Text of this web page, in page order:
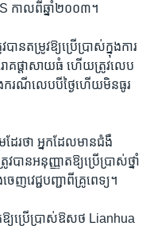
កាល​ពីឆ្នាំ២០០៣។
វ​បាន​តម្រូវ​ឱ្យ​ប្រើប្រាស់​ក្នុង​ការ​
ោគ​ផ្ដាសាយ​ធំ ហើយ​ត្រូវ​លេប​
ករណី​លេប​បីថ្ងៃ​ហើយ​មិន​ធូរ​
ែរ​ថា អ្នក​ដែល​មាន​ជំងឺ​
ាន​អនុញ្ញាត​ឱ្យ​ប្រើប្រាស់​ថ្នាំ​
ញ​វេជ្ជបញ្ជា​ពី​គ្រូពេទ្យ។
ប្រើប្រាស់​ឱសថ Lianhua